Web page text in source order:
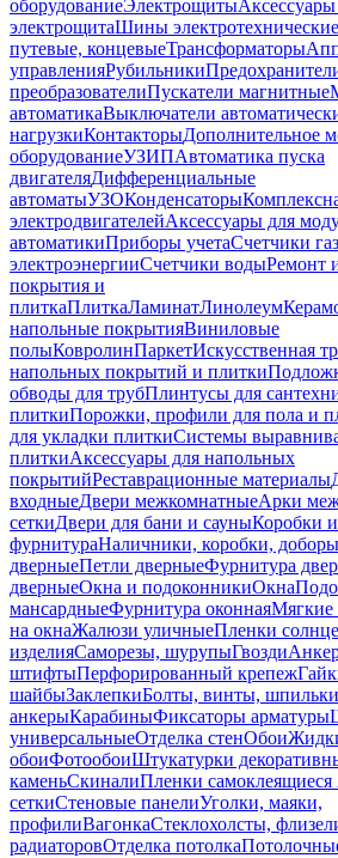
оборудованиеЭлектрощиты
электрощитаШины электротехнические
путевые, концевыеТрансформаторы
управленияРубильники
преобразователиПускатели магнитные
автоматикаВыключатели
нагрузкиКонтакторыДополнительное
оборудованиеУЗИПАвтоматика пуска
двигателяДифференциальные
автоматыУЗОКонденсаторы
электродвигателейАксессуары для
автоматикиПриборы учетаСчетчики
электроэнергииСчетчики водыРемонт
покрытия и
плиткаПлиткаЛаминатЛинолеум
напольные покрытияВиниловые
полыКовролинПаркетИскусственная
напольных покрытий и плитки
обводы для трубПлинтусы для
плиткиПорожки, профили для пола и
для укладки плиткиСистемы
плиткиАксессуары для напольных
покрытийРеставрационные материалы
входныеДвери межкомнатныеАрки
сеткиДвери для бани и сауныКоробки и
фурнитураНаличники, коробки, доборы
дверныеПетли дверныеФурнитура
дверныеОкна и подоконникиОкна
мансардныеФурнитура оконнаяМягкие
на окнаЖалюзи уличныеПленки
изделияСаморезы, шурупыГвозди
штифтыПерфорированный крепеж
шайбыЗаклепкиБолты, винты, шпильки
анкерыКарабиныФиксаторы арматуры
универсальныеОтделка стенОбои
обоиФотообоиШтукатурки
каменьСкиналиПленки самоклеящиеся
сеткиСтеновые панелиУголки, маяки,
профилиВагонкаСтеклохолсты,
радиаторовОтделка потолка